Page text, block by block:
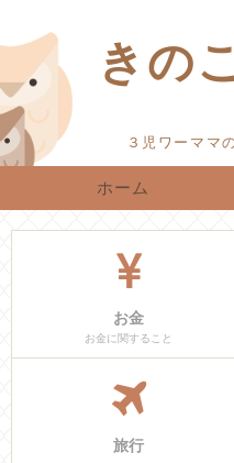
きの
ホーム
お金
お金に関すること
旅行